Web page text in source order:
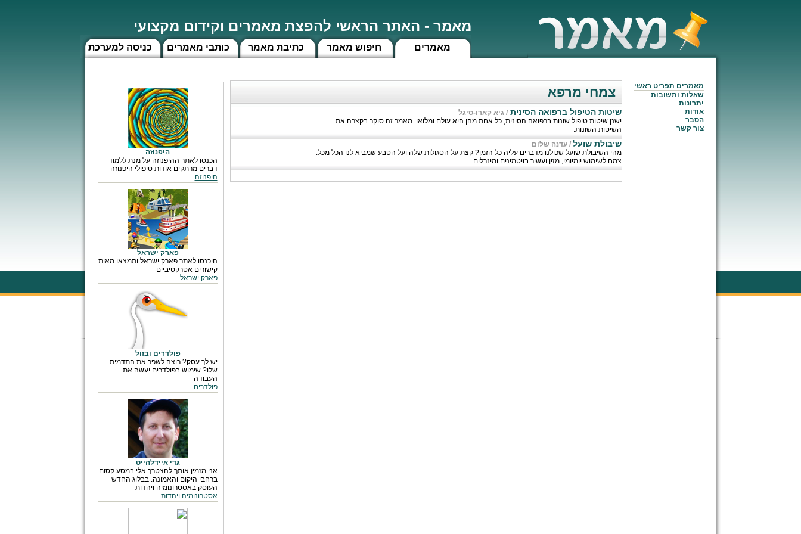
מאמר - האתר הראשי להפצת מאמרים וקידום מקצועי
כניסה למערכת כותבי מאמרים כתיבת מאמר חיפוש מאמר מאמרים
היפנוזה
הכנסו לאתר ההיפנוזה על מנת ללמוד
דברים מרתקים אודות טיפולי היפנוזה
היפנוזה
פארק ישראל
היכנסו לאתר פארק ישראל ותמצאו מאות
קישורים אטרקטיביים
פארק ישראל
פולדרים ובזול
יש לך עסק? רוצה לשפר את התדמית
שלו? שימוש בפולדרים יעשה את
העבודה
פולדרים
גדי איידלהייט
אני מזמין אותך להצטרך אלי במסע קסום
ברחבי היקום והאמונה. בבלוג החדש
העוסק באסטרונומיה ויהדות
אסטרונומיה ויהדות
צמחי מרפא
שיטות הטיפול ברפואה הסינית/גיא קארו-סיגל
ישנן שיטות טיפול שונות ברפואה הסינית, כל אחת מהן היא עולם ומלואו. מאמר זה סוקר בקצרה את
השיטות השונות.
שיבולת שועל /עדנה שלום
מהי השיבולת שועל שכולנו מדברים עליה כל הזמן? קצת על הסגולות שלה ועל הטבע שמביא לנו הכל מכל.
צמח לשימוש יומיומי, מזין ועשיר בויטמינים ומינרלים
מאמרים תפריט ראשי
שאלות ותשובות
יתרונות
אודות
הסבר
צור קשר